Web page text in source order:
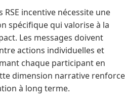
incentive nécessite une
spécifique qui valorise à la
Les messages doivent
actions individuelles et
chaque participant en
dimension narrative renforce
à long terme.